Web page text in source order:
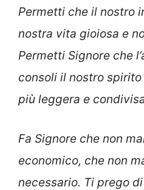
Permetti che il nostro
nostra vita gioiosa e
Permetti Signore che
consoli il nostro
più leggera e
Fa Signore che non
economico, che non
necessario. Ti prego